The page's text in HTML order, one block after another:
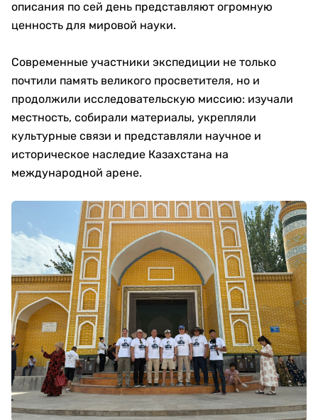
описания по сей день представляют огромную
ценность для мировой науки.
Современные участники экспедиции не только
почтили память великого просветителя, но и
продолжили исследовательскую миссию: изучали
местность, собирали материалы, укрепляли
культурные связи и представляли научное и
историческое наследие Казахстана на
международной арене.